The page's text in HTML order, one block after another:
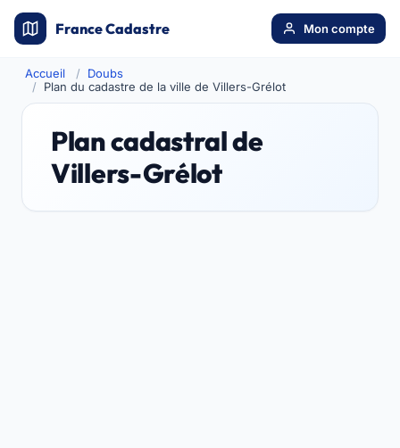
France Cadastre Mon compte
Accueil
Doubs
Plan du cadastre de la ville de Villers-Grélot
Plan cadastral de
Villers-Grélot